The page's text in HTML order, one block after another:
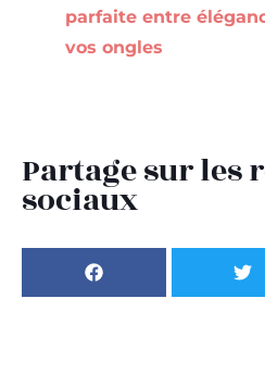
parfaite entre
vos ongles
Partage sur les
sociaux